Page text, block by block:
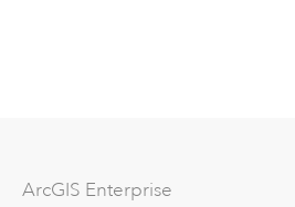
ArcGIS Enterprise